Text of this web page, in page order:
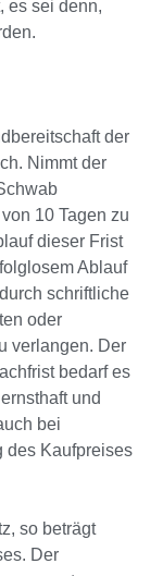
es sei denn,
der
Nimmt der
10 Tagen zu
dieser Frist
Ablauf
schriftliche
oder
verlangen. Der
bedarf es
und
bei
des Kaufpreises
so beträgt
Der